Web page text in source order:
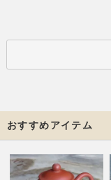
おすすめアイテム